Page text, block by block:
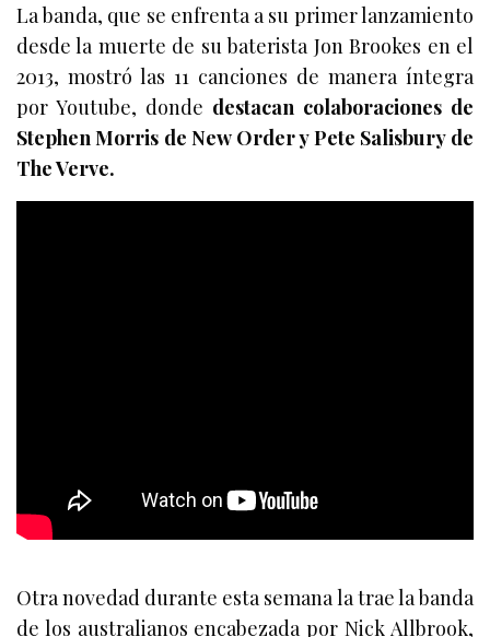
La banda, que se enfrenta a su primer lanzamiento
desde la muerte de su baterista Jon Brookes en el
2013, mostró las 11 canciones de manera íntegra
por Youtube, donde destacan colaboraciones de
Stephen Morris de New Order y Pete Salisbury de
The Verve.
Otra novedad durante esta semana la trae la banda
de los australianos encabezada por Nick Allbrook,